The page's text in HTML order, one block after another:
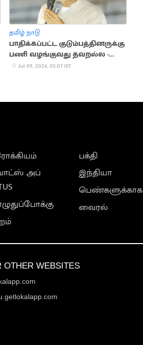
தமிழ் நாடு
பாதிக்கப்பட்ட குடும்பத்தினருக்கு
பணி வழங்குவது தவறல்ல -
துரை வைகோ
Jul 09, 2026, 05:07 IST
அப்
பக்தி
இந்தியா
பெண்களுக்காக
வைரல்
OTHER WEBSITES